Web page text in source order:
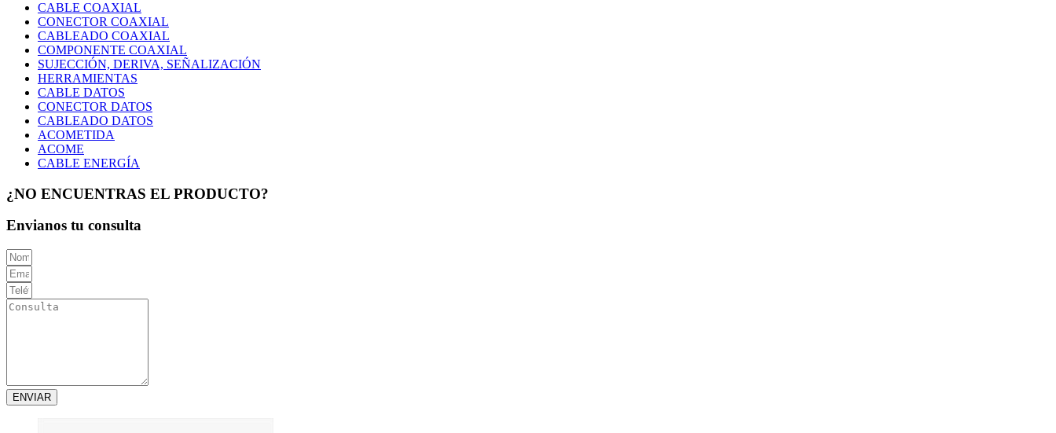
CABLE COAXIAL
CONECTOR COAXIAL
CABLEADO COAXIAL
COMPONENTE COAXIAL
SUJECCIÓN, DERIVA, SEÑALIZACIÓN
HERRAMIENTAS
CABLE DATOS
CONECTOR DATOS
CABLEADO DATOS
ACOMETIDA
ACOME
CABLE ENERGÍA
¿NO ENCUENTRAS EL PRODUCTO?
Envianos tu consulta
ENVIAR